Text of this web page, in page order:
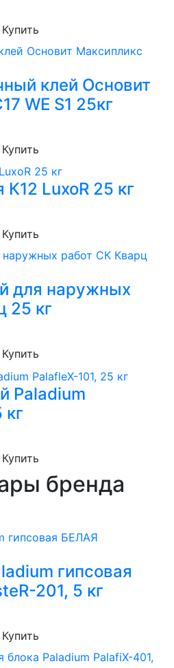
Купить
клей Основит
WE S1 25кг
Купить
LuxoR 25 кг
Купить
для наружных
25 кг
Купить
Paladium
кг
Купить
бренда
гипсовая
201, 5 кг
Купить